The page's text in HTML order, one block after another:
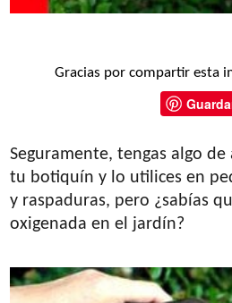
Gracias por compartir esta
Seguramente, tengas algo de
tu botiquín y lo utilices en
y raspaduras, pero ¿sabías
oxigenada en el jardín?